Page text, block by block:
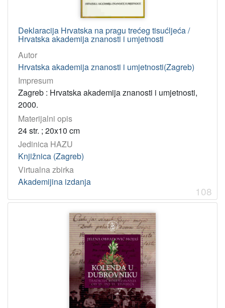
Deklaracija Hrvatska na pragu trećeg tisućljeća /
Hrvatska akademija znanosti i umjetnosti
Autor
Hrvatska akademija znanosti i umjetnosti(Zagreb)
Impresum
Zagreb : Hrvatska akademija znanosti i umjetnosti,
2000.
Materijalni opis
24 str. ; 20x10 cm
Jedinica HAZU
Knjižnica (Zagreb)
Virtualna zbirka
Akademijina izdanja
108